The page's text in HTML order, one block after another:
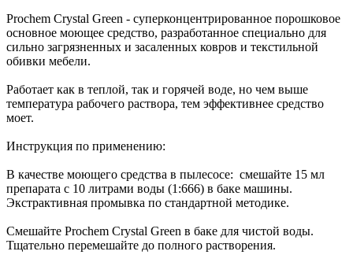
Prochem Crystal Green - суперконцентрированное порошковое
основное моющее средство, разработанное специально для
сильно загрязненных и засаленных ковров и текстильной
обивки мебели.
Работает как в теплой, так и горячей воде, но чем выше
температура рабочего раствора, тем эффективнее средство
моет.
Инструкция по применению:
В качестве моющего средства в пылесосе: смешайте 15 мл
препарата с 10 литрами воды (1:666) в баке машины.
Экстрактивная промывка по стандартной методике.
Смешайте Prochem Crystal Green в баке для чистой воды.
Тщательно перемешайте до полного растворения.